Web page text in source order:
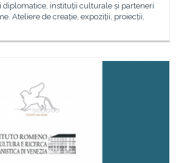
instituții culturale și parteneri
Ateliere de creație, expoziții, proiecții,